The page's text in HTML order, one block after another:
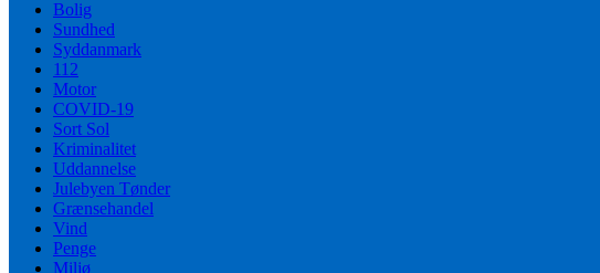
Bolig
Sundhed
Syddanmark
112
Motor
COVID-19
Sort Sol
Kriminalitet
Uddannelse
Julebyen Tønder
Grænsehandel
Vind
Penge
Miljø